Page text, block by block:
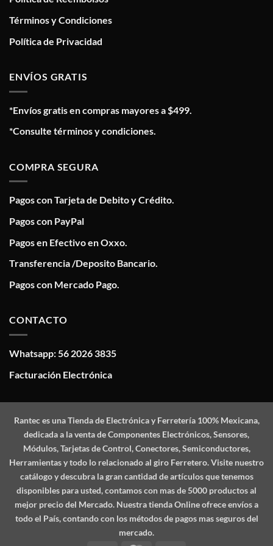
Términos y Condiciones
Política de Privacidad
ENVÍOS GRATIS
*Envíos gratis en compras mayores a $499.
*Consulte términos y condiciones.
COMPRA SEGURA
Pagos con Tarjeta de Debito y Crédito.
Pagos con PayPal
Pagos en Efectivo en Oxxo.
Transferencia /Deposito Bancario.
Pagos con Mercado Pago.
CONTACTO
Whatsapp: 56 2026 3835
Facturación Electrónica
Ranteces una Tienda de Electrónica y Ferretería 100% Mexicana,
dedicada a la venta de Componentes Electrónicos, Sensores,
Módulos, Tarjetas de Control, Conectores, Semiconductores,
Herramientas y todo lo relacionado al giro Ferretero. Visite nuestro
catálogo y descubra la gran cantidad de artículos que tenemos
disponibles para usted, contamos con mas de 5000 productos al
mejor precio del Mercado. Nuestra tienda Online ofrece envíos a
todo el País, contando con los métodos de pagos mas seguros del
mercado.